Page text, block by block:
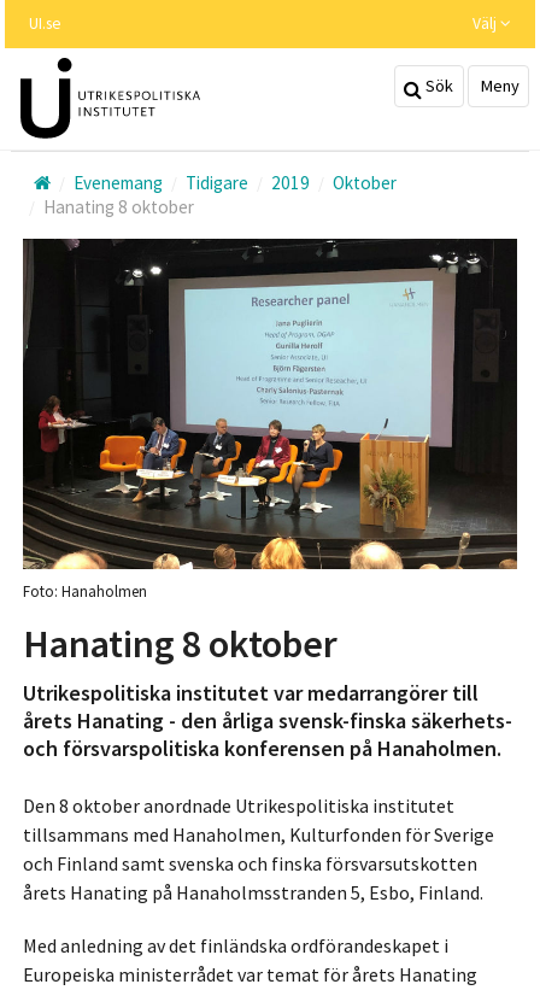
huvudinnehållet
UI.se Välj
Sök Meny
Evenemang Tidigare 2019
Oktober
Hanating 8 oktober
Foto: Hanaholmen
Hanating 8 oktober
Utrikespolitiska institutet var medarrangörer till
årets Hanating - den årliga svensk-finska säkerhets-
och försvarspolitiska konferensen på Hanaholmen.
Den 8 oktober anordnade Utrikespolitiska institutet
tillsammans med Hanaholmen, Kulturfonden för Sverige
och Finland samt svenska och finska försvarsutskotten
årets Hanating på Hanaholmsstranden 5, Esbo, Finland.
Med anledning av det finländska ordförandeskapet i
Europeiska ministerrådet var temat för årets Hanating